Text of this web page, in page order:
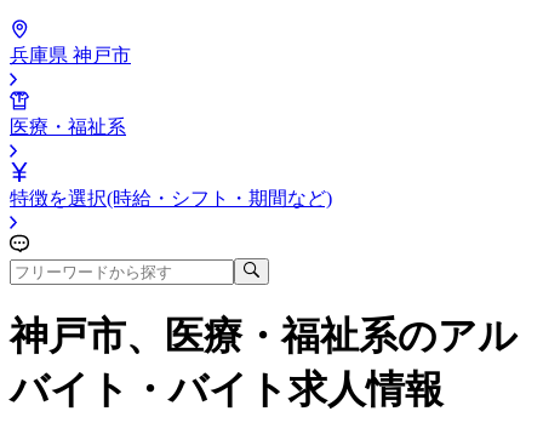
兵庫県 神戸市
医療・福祉系
特徴を選択(時給・シフト・期間など)
神戸市、医療・福祉系のアル
バイト・バイト求人情報